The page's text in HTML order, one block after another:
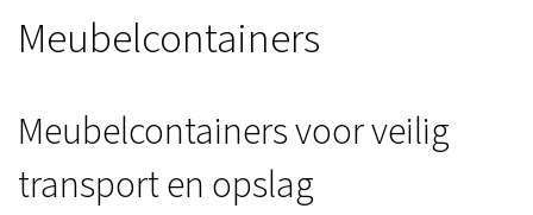
Meubelcontainers
Meubelcontainers voor veilig
transport en opslag